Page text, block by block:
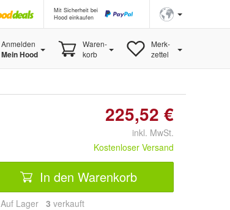
Mit Sicherheit bei
Hood einkaufen
Anmelden
Mein Hood
Waren-
korb
Merk-
zettel
225,52 €
inkl. MwSt.
Kostenloser Versand
In den Warenkorb
Auf Lager 3 verkauft